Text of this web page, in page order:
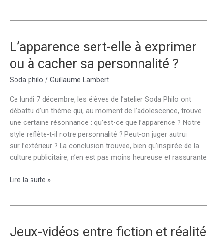
tout
?L’apparence sert-elle à exprimer
ou à cacher sa personnalité ?
Soda philo / Guillaume Lambert
Ce lundi 7 décembre, les élèves de l’atelier Soda Philo ont
débattu d’un thème qui, au moment de l’adolescence, trouve
une certaine résonnance : qu’est-ce que l’apparence ? Notre
style reflète-t-il notre personnalité ? Peut-on juger autrui
sur l’extérieur ? La conclusion trouvée, bien qu’inspirée de la
culture publicitaire, n’en est pas moins heureuse et rassurante
L’apparence
exprimer
ou
Lire la suite »
Jeux-vidéos entre fiction et réalité